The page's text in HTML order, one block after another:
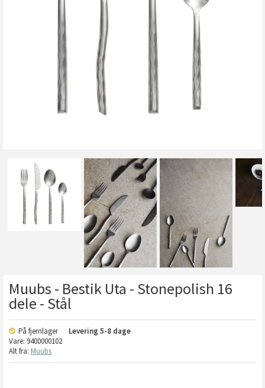
Muubs - Bestik Uta - Stonepolish 16
dele - Stål
På fjernlager Levering 5-8 dage
Vare: 9400000102
Alt fra: Muubs